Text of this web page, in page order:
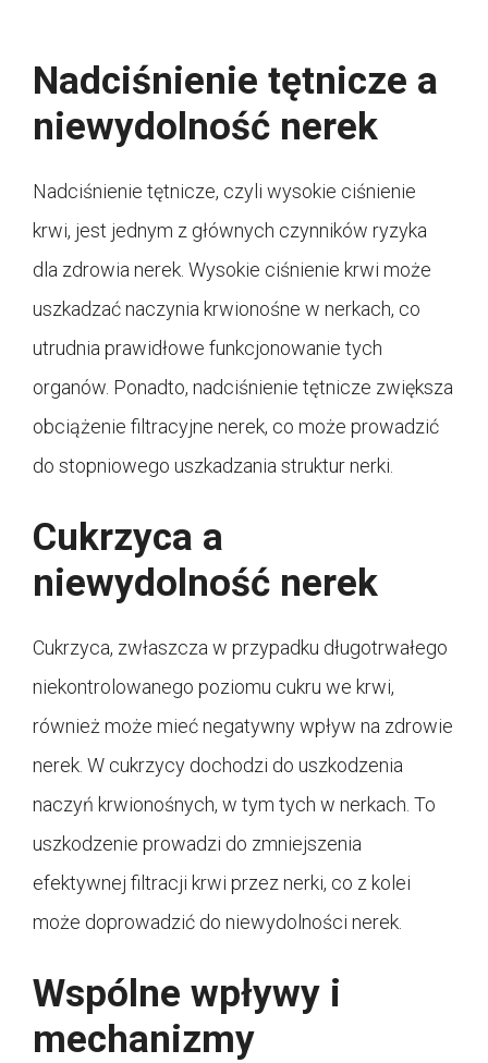
Nadciśnienie tętnicze a
niewydolność nerek
Nadciśnienie tętnicze, czyli wysokie ciśnienie
krwi, jest jednym z głównych czynników ryzyka
dla zdrowia nerek. Wysokie ciśnienie krwi może
uszkadzać naczynia krwionośne w nerkach, co
utrudnia prawidłowe funkcjonowanie tych
organów. Ponadto, nadciśnienie tętnicze zwiększa
obciążenie filtracyjne nerek, co może prowadzić
do stopniowego uszkadzania struktur nerki.
Cukrzyca a
niewydolność nerek
Cukrzyca, zwłaszcza w przypadku długotrwałego
niekontrolowanego poziomu cukru we krwi,
również może mieć negatywny wpływ na zdrowie
nerek. W cukrzycy dochodzi do uszkodzenia
naczyń krwionośnych, w tym tych w nerkach. To
uszkodzenie prowadzi do zmniejszenia
efektywnej filtracji krwi przez nerki, co z kolei
może doprowadzić do niewydolności nerek.
Wspólne wpływy i
mechanizmy